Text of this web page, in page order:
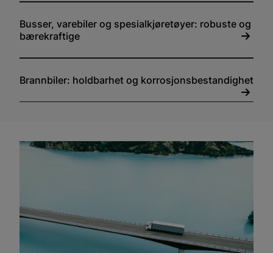
Busser, varebiler og spesialkjøretøyer: robuste og
bærekraftige
Brannbiler: holdbarhet og korrosjonsbestandighet